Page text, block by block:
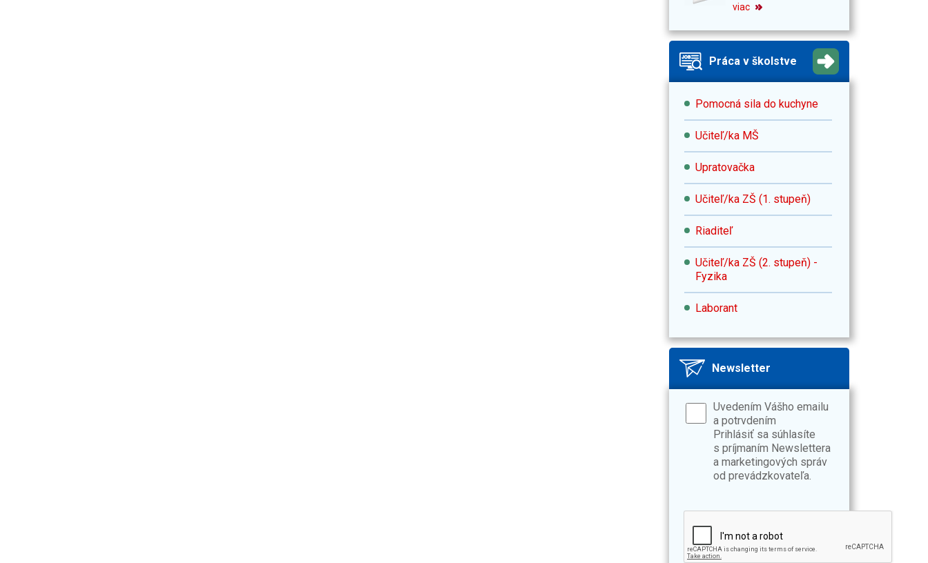
viac
Práca v školstve
Pomocná sila do kuchyne
Učiteľ/ka MŠ
Upratovačka
Učiteľ/ka ZŠ (1. stupeň)
Riaditeľ
Učiteľ/ka ZŠ (2. stupeň) -
Fyzika
Laborant
Newsletter
Uvedením Vášho emailu
a potrvdením
Prihlásiť sa súhlasíte
s príjmaním Newslettera
a marketingových správ
od prevádzkovateľa.